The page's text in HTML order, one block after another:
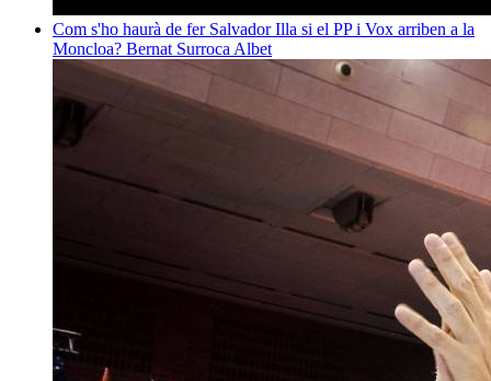
Com s'ho haurà de fer Salvador Illa si el PP i Vox arriben a la
Moncloa? Bernat Surroca Albet